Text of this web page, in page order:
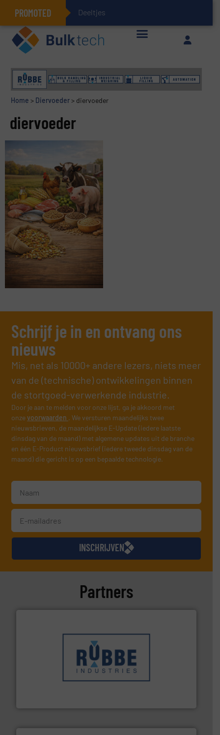
PROMOTED Deeltjesmechanic
Home > Diervoeder> diervoeder
diervoeder
Schrijf je in en ontvang ons
nieuws
Mis, net als 10000+ andere lezers, niets meer
van de (technische) ontwikkelingen binnen
de stortgoed-verwerkende industrie.
Door je aan te melden voor onze lijst, ga je akkoord met
onzevoorwaarden . We versturen maandelijks twee
nieuwsbrieven, de maandelijkse E-Update (iedere laatste
dinsdag van de maand) met algemene updates uit de branche
en één E-Product nieuwsbrief (iedere tweede dinsdag van de
maand) die gericht is op een bepaalde technologie.
INSCHRIJVEN
Partners
weeg-, verpakking- en transportprocessen die klanten
in verschillende sectoren hebben geholpen.